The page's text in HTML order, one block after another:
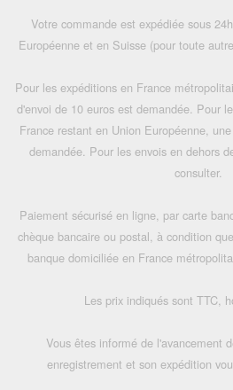
Votre commande est expédiée sous
Européenne et en Suisse (pour toute
Pour les expéditions en France
d'envoi de 10 euros est demandée. Pour
France restant en Union Européenne,
demandée. Pour les envois en dehors
consulter.
Paiement sécurisé en ligne, par carte
chèque bancaire ou postal, à condition
banque domiciliée en France
Les prix indiqués sont TTC,
Vous êtes informé de l'avancement
enregistrement et son expédition